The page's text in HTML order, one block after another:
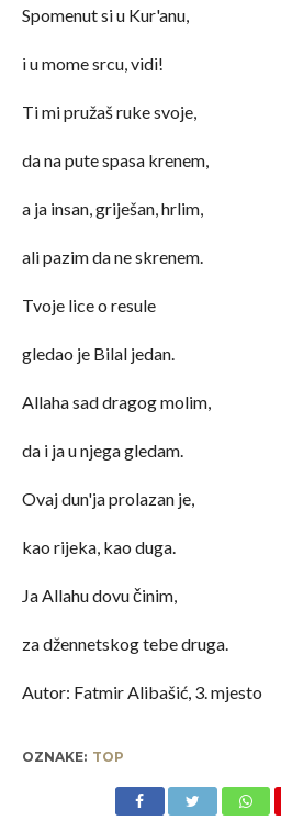
Spomenut si u Kur'anu,
i u mome srcu, vidi!
Ti mi pružaš ruke svoje,
da na pute spasa krenem,
a ja insan, griješan, hrlim,
ali pazim da ne skrenem.
Tvoje lice o resule
gledao je Bilal jedan.
Allaha sad dragog molim,
da i ja u njega gledam.
Ovaj dun'ja prolazan je,
kao rijeka, kao duga.
Ja Allahu dovu činim,
za džennetskog tebe druga.
Autor: Fatmir Alibašić, 3. mjesto
OZNAKE: TOP